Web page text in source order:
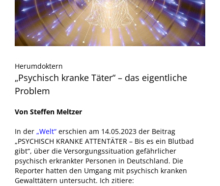
Herumdoktern
„Psychisch kranke Täter“ – das eigentliche
Problem
Von Steffen Meltzer
In der „Welt“ erschien am 14.05.2023 der Beitrag
„PSYCHISCH KRANKE ATTENTÄTER – Bis es ein Blutbad
gibt“, über die Versorgungssituation gefährlicher
psychisch erkrankter Personen in Deutschland. Die
Reporter hatten den Umgang mit psychisch kranken
Gewalttätern untersucht. Ich zitiere: